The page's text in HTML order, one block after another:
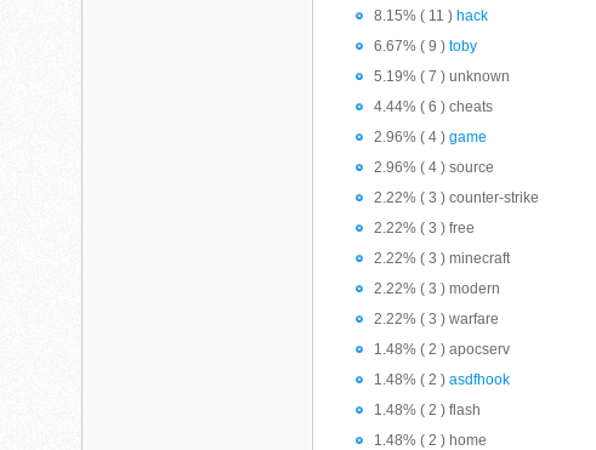
8.15% ( 11 ) hack
6.67% ( 9 )toby
5.19% ( 7 ) unknown
4.44% ( 6 ) cheats
2.96% ( 4 )game
2.96% ( 4 ) source
2.22% ( 3 ) counter-strike
2.22% ( 3 ) free
2.22% ( 3 ) minecraft
2.22% ( 3 ) modern
2.22% ( 3 ) warfare
1.48% ( 2 ) apocserv
1.48% ( 2 )asdfhook
1.48% ( 2 ) flash
1.48% ( 2 ) home